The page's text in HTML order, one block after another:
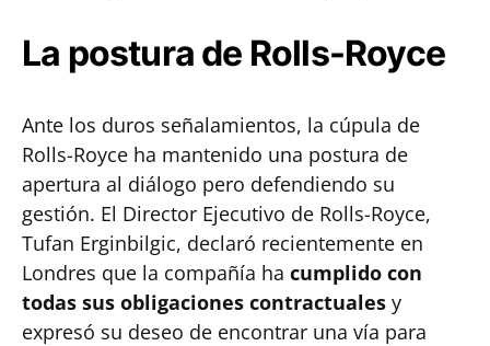
La postura de Rolls-Royce
Ante los duros señalamientos, la cúpula de
Rolls-Royce ha mantenido una postura de
apertura al diálogo pero defendiendo su
gestión. El Director Ejecutivo de Rolls-Royce,
Tufan Erginbilgic, declaró recientemente en
Londres que la compañía ha cumplido con
todas sus obligaciones contractuales y
expresó su deseo de encontrar una vía para